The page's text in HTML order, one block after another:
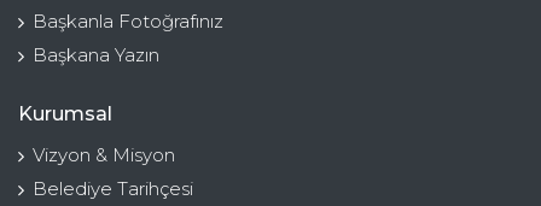
Başkanla Fotoğrafınız
Başkana Yazın
Kurumsal
Vizyon & Misyon
Belediye Tarihçesi